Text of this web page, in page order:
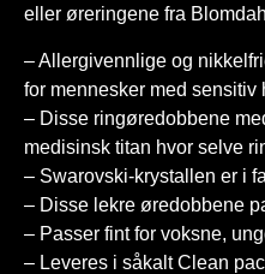
eller øreringene fra
– Allergivennlige og
for mennesker med sensitiv
– Disse ringøredobbene
medisinsk titan hvor selve
– Swarovski-krystallen er i
– Disse lekre øredobbene
– Passer fint for voksne,
– Leveres i såkalt Clean